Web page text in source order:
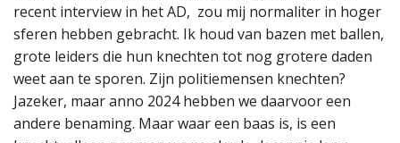
recent interview in het AD, zou mij normaliter in hoger
sferen hebben gebracht. Ik houd van bazen met ballen,
grote leiders die hun knechten tot nog grotere daden
weet aan te sporen. Zijn politiemensen knechten?
Jazeker, maar anno 2024 hebben we daarvoor een
andere benaming. Maar waar een baas is, is een